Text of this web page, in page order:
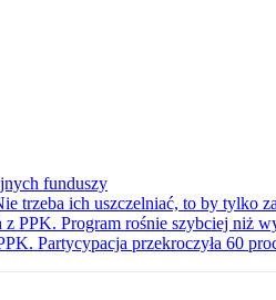
funduszy
trzeba ich uszczelniać, to by tylko
PPK. Program rośnie szybciej niż
Partycypacja przekroczyła 60